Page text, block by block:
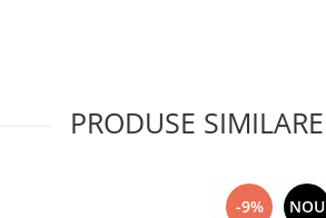
PRODUSE SIMILARE
-9% NOU